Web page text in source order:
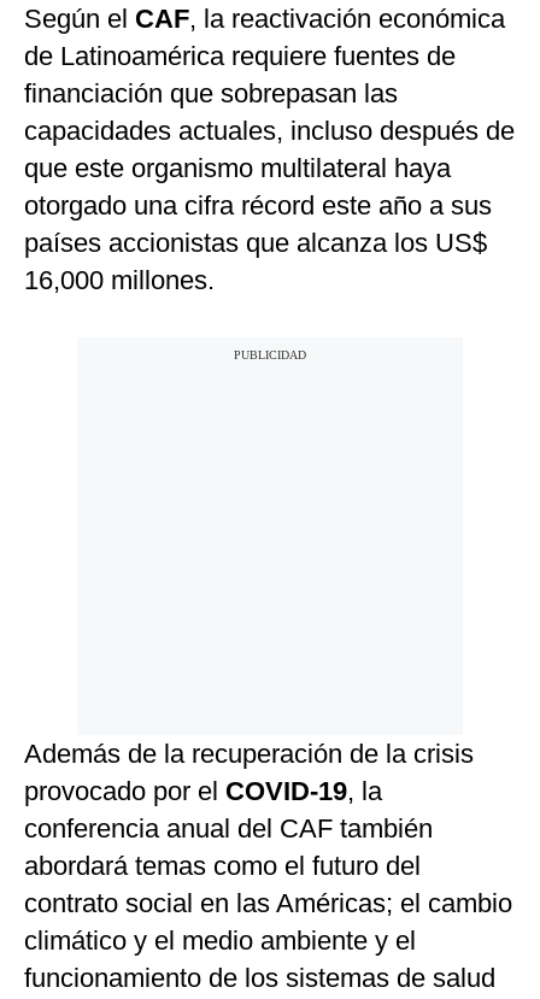
Según el CAF, la reactivación económica
de Latinoamérica requiere fuentes de
financiación que sobrepasan las
capacidades actuales, incluso después de
que este organismo multilateral haya
otorgado una cifra récord este año a sus
países accionistas que alcanza los US$
16,000 millones.
Además de la recuperación de la crisis
provocado por el COVID-19, la
conferencia anual del CAF también
abordará temas como el futuro del
contrato social en las Américas; el cambio
climático y el medio ambiente y el
funcionamiento de los sistemas de salud